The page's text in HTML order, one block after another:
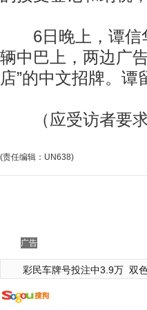
6日晚上，谭信
辆中巴上，两边广
店”的中文招牌。
（应受访者要求
(责任编辑：UN638)
广告
彩民车牌号投注中3.9万 双